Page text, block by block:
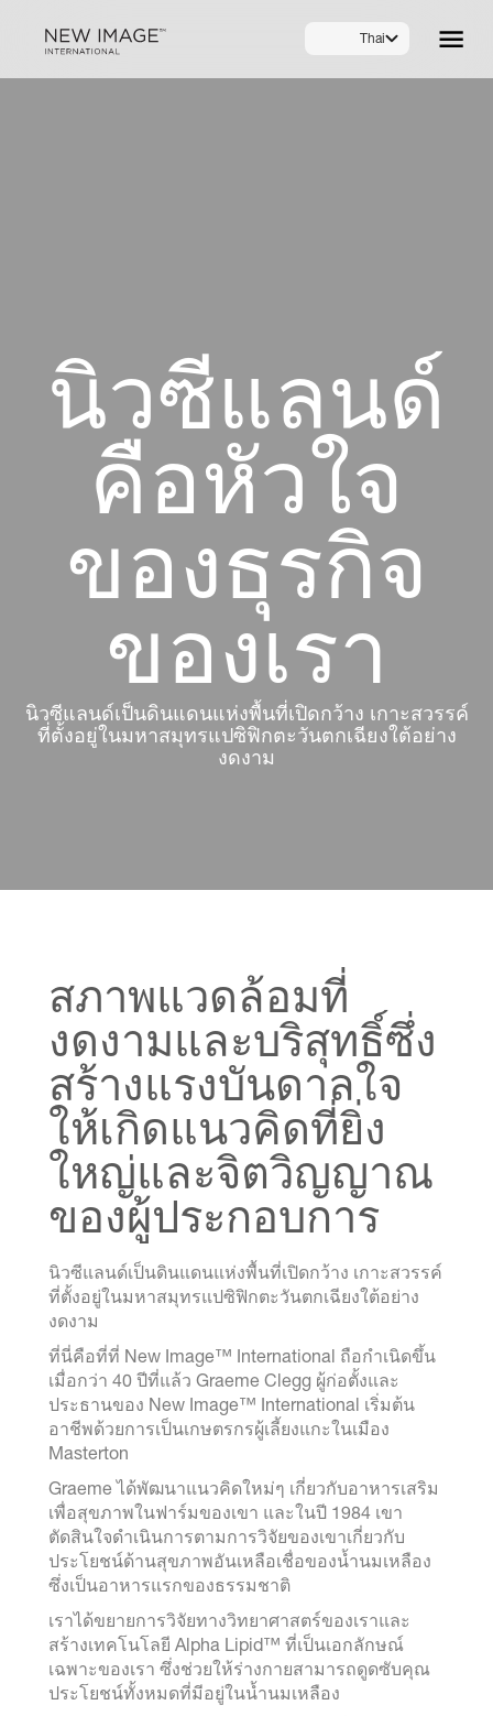
นิวซีแลนด์
คือหัวใจ
ของธุรกิจ
ของเรา
นิวซีแลนด์เป็นดินแดนแห่งพื้นที่เปิดกว้าง เกาะสวรรค์
ที่ตั้งอยู่ในมหาสมุทรแปซิฟิกตะวันตกเฉียงใต้อย่าง
งดงาม
สภาพแวดล้อมที่
งดงามและบริสุทธิ์ซึ่ง
สร้างแรงบันดาลใจ
ให้เกิดแนวคิดที่ยิ่ง
ใหญ่และจิตวิญญาณ
ของผู้ประกอบการ
นิวซีแลนด์เป็นดินแดนแห่งพื้นที่เปิดกว้าง เกาะสวรรค์
ที่ตั้งอยู่ในมหาสมุทรแปซิฟิกตะวันตกเฉียงใต้อย่าง
งดงาม
ที่นี่คือที่ที่ New Image™ International ถือกำเนิดขึ้น
เมื่อกว่า 40 ปีที่แล้ว Graeme Clegg ผู้ก่อตั้งและ
ประธานของ New Image™ International เริ่มต้น
อาชีพด้วยการเป็นเกษตรกรผู้เลี้ยงแกะในเมือง
Masterton
Graeme ได้พัฒนาแนวคิดใหม่ๆ เกี่ยวกับอาหารเสริม
เพื่อสุขภาพในฟาร์มของเขา และในปี 1984 เขา
ตัดสินใจดำเนินการตามการวิจัยของเขาเกี่ยวกับ
ประโยชน์ด้านสุขภาพอันเหลือเชื่อของน้ำนมเหลือง
ซึ่งเป็นอาหารแรกของธรรมชาติ
เราได้ขยายการวิจัยทางวิทยาศาสตร์ของเราและ
สร้างเทคโนโลยี Alpha Lipid™ ที่เป็นเอกลักษณ์
เฉพาะของเรา ซึ่งช่วยให้ร่างกายสามารถดูดซับคุณ
ประโยชน์ทั้งหมดที่มีอยู่ในน้ำนมเหลือง
Thai